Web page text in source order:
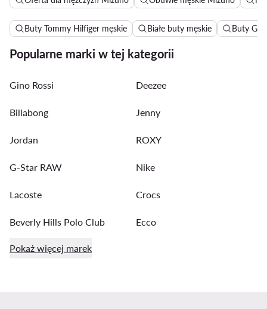
Buty Tommy Hilfiger męskie Białe buty męskie Buty G-
Popularne marki w tej kategorii
Gino Rossi Deezee
Billabong Jenny
Jordan ROXY
G-Star RAW Nike
Lacoste Crocs
Beverly Hills Polo Club Ecco
Pokaż więcej marek